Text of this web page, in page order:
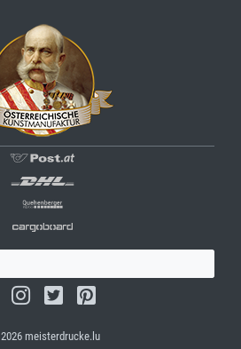
meisterdrucke.lu